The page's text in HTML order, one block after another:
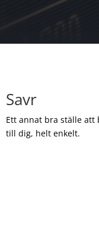
Savr
Ett annat bra ställe
till dig, helt enkelt.